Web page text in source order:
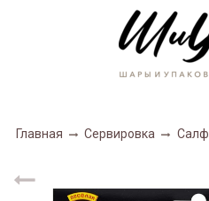
Главная Сервировка